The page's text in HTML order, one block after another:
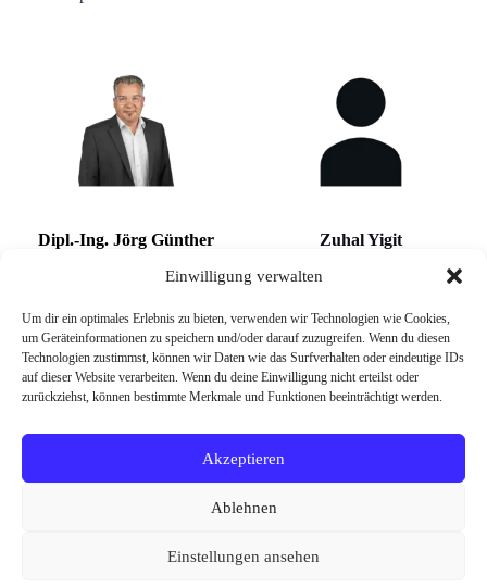
Einwilligung verwalten
Um dir ein optimales Erlebnis zu bieten, verwenden wir Technologien wie Cookies,
um Geräteinformationen zu speichern und/oder darauf zuzugreifen. Wenn du diesen
Technologien zustimmst, können wir Daten wie das Surfverhalten oder eindeutige IDs
auf dieser Website verarbeiten. Wenn du deine Einwilligung nicht erteilst oder
zurückziehst, können bestimmte Merkmale und Funktionen beeinträchtigt werden.
Akzeptieren
Ablehnen
Einstellungen ansehen
Dipl.-Ing. Jörg Günther
KIMW Qualifizierungs-GmbH
Zuhal Yigit
Projekt CORE 4.0
Kunststoff-Institut